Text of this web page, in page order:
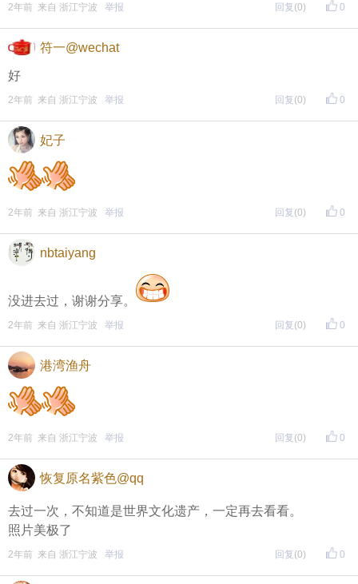
0
2年前 来自 浙江宁波 举报 回复 (0)
符一@wechat
好
0
2年前 来自 浙江宁波 举报 回复 (0)
妃子
0
2年前 来自 浙江宁波 举报 回复 (0)
nbtaiyang
没进去过，谢谢分享。
0
2年前 来自 浙江宁波 举报 回复 (0)
港湾渔舟
0
2年前 来自 浙江宁波 举报 回复 (0)
恢复原名紫色@qq
去过一次，不知道是世界文化遗产，一定再去看看。
照片美极了
0
2年前 来自 浙江宁波 举报 回复 (0)